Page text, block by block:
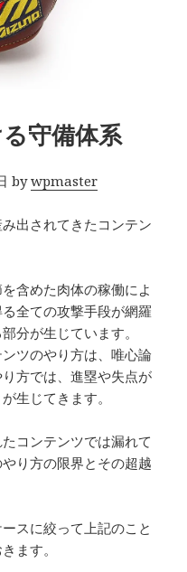
守備体系
bywpmaster
出されてきたコンテン
含めた肉体の稼働によ
全ての攻撃手段が網羅
分が生じています。
ツのやり方は、唯心論
方では、進塁や失点が
生じてきます。
コンテンツでは漏れて
り方の限界とその超越
スに絞って上記のこと
ます。